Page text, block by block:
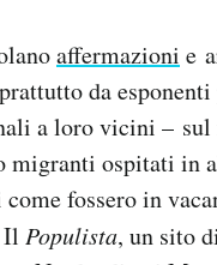
affermazioni e
da
a loro vicini –
migranti ospitati in
fossero in
Il Populista, un sito